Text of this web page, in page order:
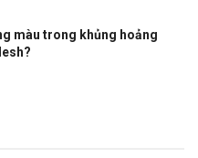
màu trong khủng hoảng